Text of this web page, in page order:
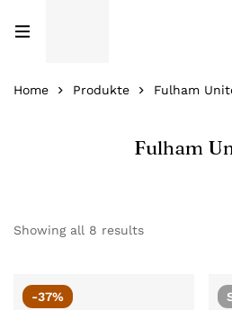
Home Produkte Fulham
Fulham
Showing all 8 results
-37%